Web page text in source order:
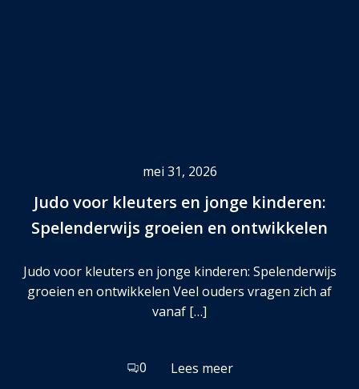
mei 31, 2026
Judo voor kleuters en jonge kinderen:
Spelenderwijs groeien en ontwikkelen
Judo voor kleuters en jonge kinderen: Spelenderwijs
groeien en ontwikkelen Veel ouders vragen zich af
vanaf […]
0 Lees meer